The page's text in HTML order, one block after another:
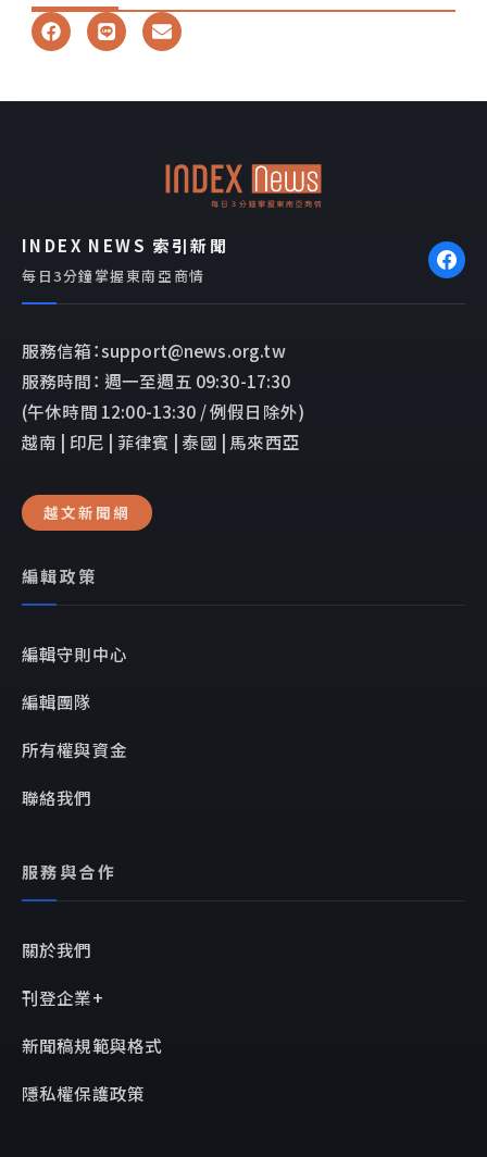
F
a
b
L
i
E
n
l
INDEX NEWS 索引新聞
每日3分鐘掌握東南亞商情
服務信箱：support@news.org.tw
服務時間： 週一至週五 09:30-17:30
(午休時間 12:00-13:30 / 例假日除外)
越南 | 印尼 | 菲律賓 | 泰國 | 馬來西亞
越文新聞網
編輯政策
編輯守則中心
編輯團隊
所有權與資金
聯絡我們
服務與合作
關於我們
刊登企業+
新聞稿規範與格式
隱私權保護政策